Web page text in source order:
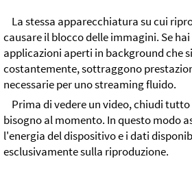
La stessa apparecchiatura su cui
causare il blocco delle immagini. Se
applicazioni aperti in background che
costantemente, sottraggono
necessarie per uno streaming fluido.
Prima di vedere un video, chiudi
bisogno al momento. In questo modo
l'energia del dispositivo e i dati
esclusivamente sulla riproduzione.